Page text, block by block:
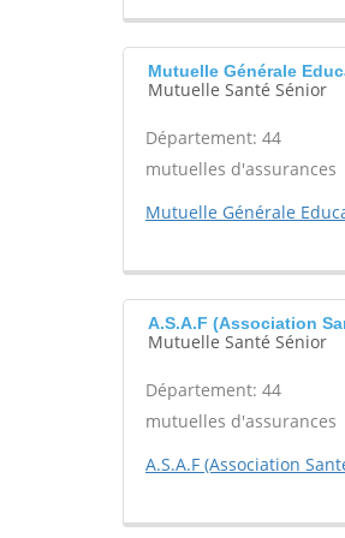
Mutuelle Générale
Mutuelle Santé Sénior
Département: 44
mutuelles d'assurances
Mutuelle Générale
A.S.A.F (Association
Mutuelle Santé Sénior
Département: 44
mutuelles d'assurances
A.S.A.F (Association